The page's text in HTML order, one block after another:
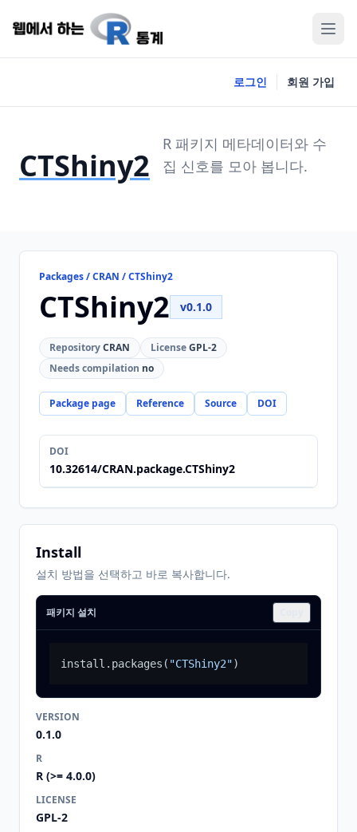
로그인 회원 가입
CTShiny2
R 패키지 메타데이터와 수
집 신호를 모아 봅니다.
Packages / CRAN / CTShiny2
CTShiny2 v0.1.0
RepositoryCRAN LicenseGPL-2
Needs compilation no
Package page Reference Source DOI
DOI
10.32614/CRAN.package.CTShiny2
Install
설치 방법을 선택하고 바로 복사합니다.
패키지 설치
install.packages ( "CTShiny2")
VERSION
0.1.0
R
R (>= 4.0.0)
LICENSE
GPL-2